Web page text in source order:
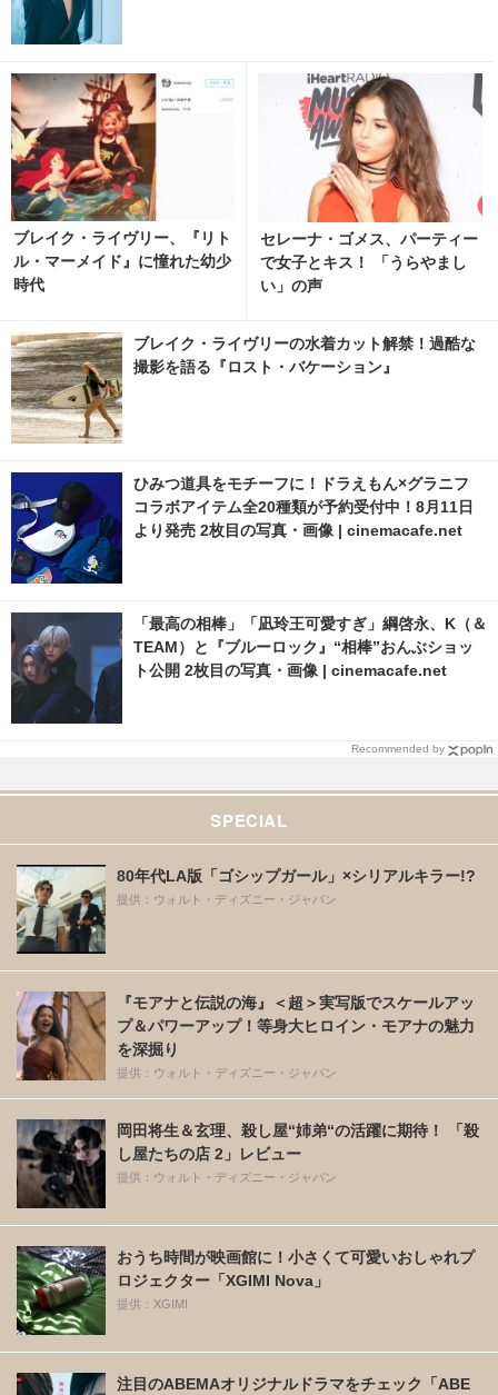
ブレイク・ライヴリー、『リト
ル・マーメイド』に憧れた幼少
時代
セレーナ・ゴメス、パーティー
で女子とキス！ 「うらやまし
い」の声
ブレイク・ライヴリーの水着カット解禁！過酷な
撮影を語る『ロスト・バケーション』
ひみつ道具をモチーフに！ドラえもん×グラニフ
コラボアイテム全20種類が予約受付中！8月11日
より発売 2枚目の写真・画像 | cinemacafe.net
「最高の相棒」「凪玲王可愛すぎ」綱啓永、K（＆
TEAM）と『ブルーロック』“相棒”おんぶショッ
ト公開 2枚目の写真・画像 | cinemacafe.net
Recommended by
SPECIAL
80年代LA版「ゴシップガール」×シリアルキラー!?
提供：ウォルト・ディズニー・ジャパン
『モアナと伝説の海』＜超＞実写版でスケールアッ
プ＆パワーアップ！等身大ヒロイン・モアナの魅力
を深掘り
提供：ウォルト・ディズニー・ジャパン
岡田将生＆玄理、殺し屋“姉弟“の活躍に期待！ 「殺
し屋たちの店 2」レビュー
提供：ウォルト・ディズニー・ジャパン
おうち時間が映画館に！小さくて可愛いおしゃれプ
ロジェクター「XGIMI Nova」
提供：XGIMI
注目のABEMAオリジナルドラマをチェック「ABE